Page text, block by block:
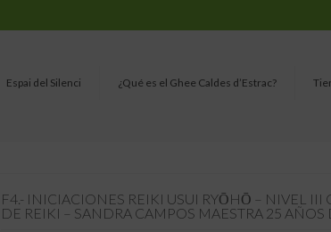
Espai del Silenci ¿Qué es el Ghee Caldes d’Estrac?
F4.- INICIACIONES REIKI USUI RYŌHŌ – NIVEL
DE REIKI – SANDRA CAMPOS MAESTRA 25 AÑOS